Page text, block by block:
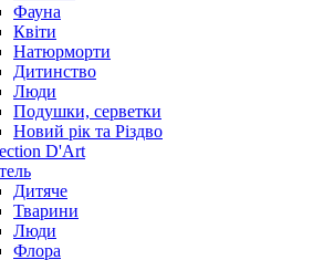
Фауна
Квіти
Натюрморти
Дитинство
Люди
Подушки, серветки
Новий рік та Різдво
D'Art
Дитяче
Тварини
Люди
Флора